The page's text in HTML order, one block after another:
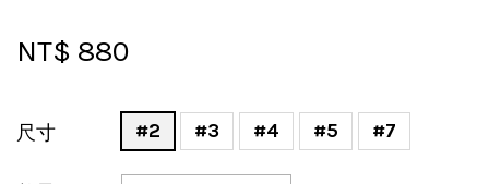
NT$ 880
尺寸 #2 #3 #4 #5 #7